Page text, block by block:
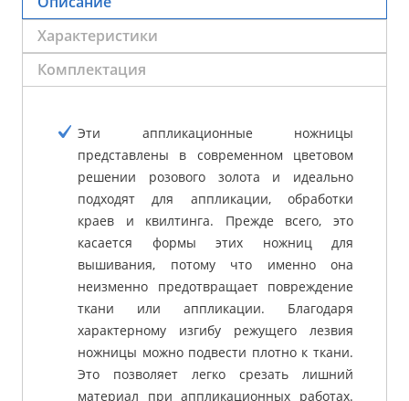
Характеристики
Комплектация
Эти аппликационные ножницы
представлены в современном цветовом
решении розового золота и идеально
подходят для аппликации, обработки
краев и квилтинга. Прежде всего, это
касается формы этих ножниц для
вышивания, потому что именно она
неизменно предотвращает повреждение
ткани или аппликации. Благодаря
характерному изгибу режущего лезвия
ножницы можно подвести плотно к ткани.
Это позволяет легко срезать лишний
материал при аппликационных работах.